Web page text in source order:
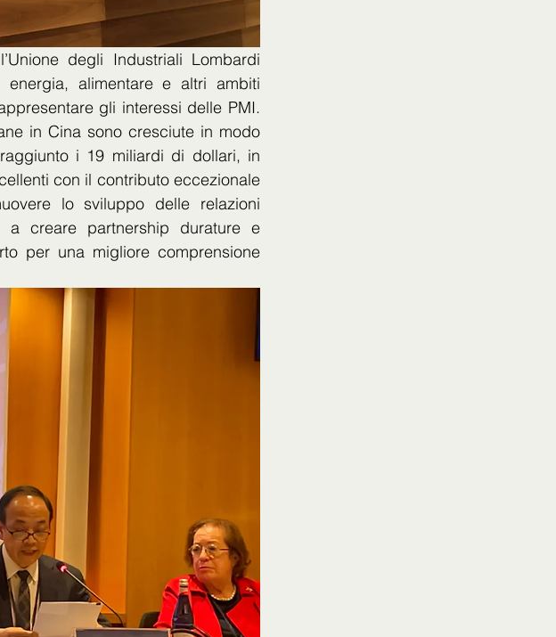
degli Industriali Lombardi
alimentare e altri ambiti
gli interessi delle PMI.
in Cina sono cresciute in modo
i 19 miliardi di dollari, in
con il contributo eccezionale
lo sviluppo delle relazioni
creare partnership durature e
per una migliore comprensione